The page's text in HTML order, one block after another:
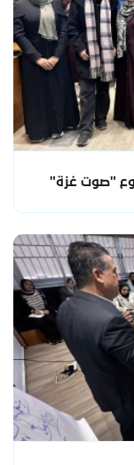
"صوت غزة"